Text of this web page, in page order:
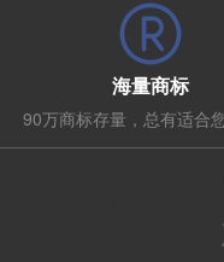
海量商标
90万商标存量，总有适合